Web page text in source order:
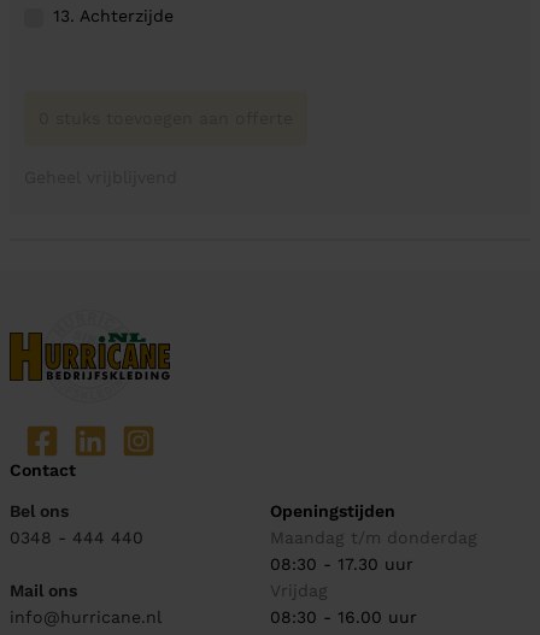
13. Achterzijde
Contact
Bel ons
0348 - 444 440
Mail ons
info@hurricane.nl
Openingstijden
Maandag t/m donderdag
08:30 - 17.30 uur
Vrijdag
08:30 - 16.00 uur